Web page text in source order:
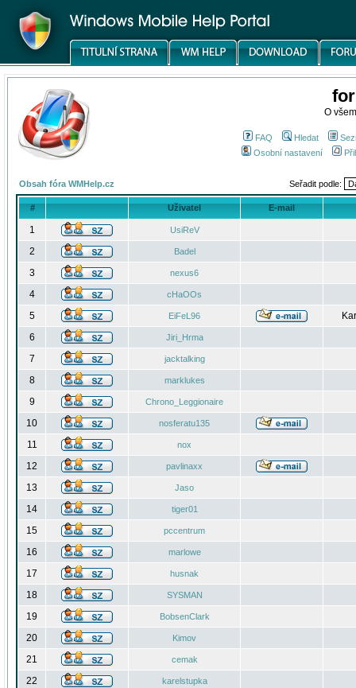
O
FAQ Hledat
Osobní nastavení
Obsah fóra WMHelp.cz Seřadit podle:
# Uživatel E-mail
1 UsiReV
2 Badel
3 nexus6
4 cHaOOs
5 EiFeL96
6
Jiri_Hrma
7 jacktalking
8 marklukes
9 Chrono_Leggionaire
10 nosferatu135
11 nox
12 pavlinaxx
13 Jaso
14 tiger01
15 pccentrum
16 marlowe
17 husnak
18 SYSMAN
19 BobsenClark
20 Kimov
21 cemak
22 karelstupka